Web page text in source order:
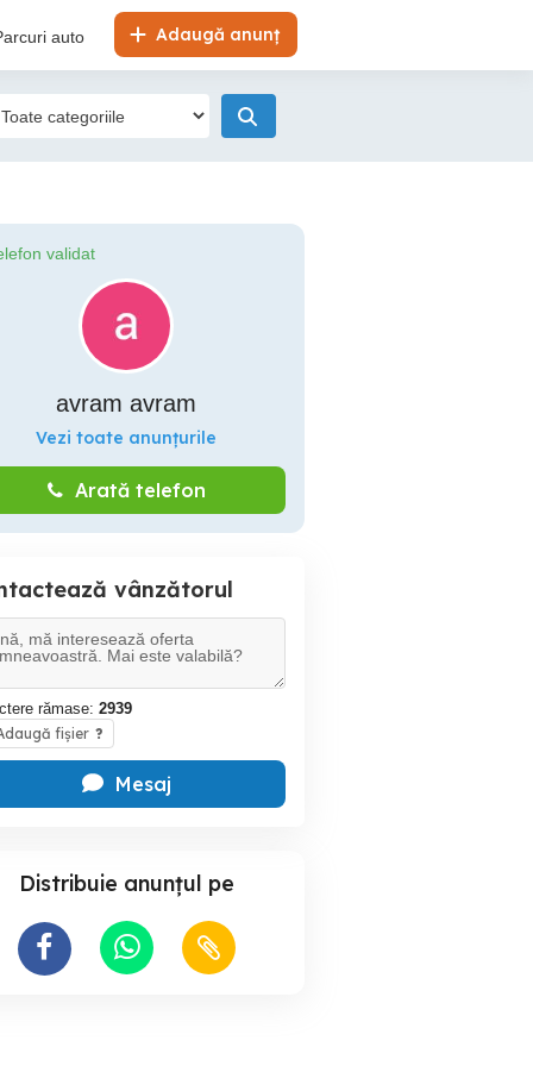
Adaugă anunț
auto
validat
avram avram
Vezi toate anunțurile
Arată telefon
vânzătorul
rămase: 2939
fișier ?
Mesaj
Distribuie anunțul pe